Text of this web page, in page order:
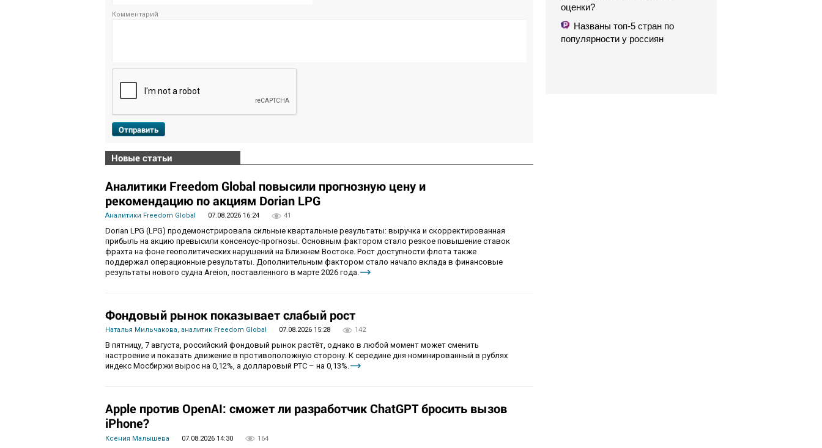
Комментарий
Отправить
Новые статьи
Аналитики Freedom Global повысили прогнозную цену и
рекомендацию по акциям Dorian LPG
Аналитики Freedom Global 07.08.2026 16:24 41
Dorian LPG (LPG) продемонстрировала сильные квартальные результаты: выручка и скорректированная
прибыль на акцию превысили консенсус-прогнозы. Основным фактором стало резкое повышение ставок
фрахта на фоне геополитических нарушений на Ближнем Востоке. Рост доступности флота также
поддержал операционные результаты. Дополнительным фактором стало начало вклада в финансовые
результаты нового судна Areion, поставленного в марте 2026 года.
Фондовый рынок показывает слабый рост
Наталья Мильчакова, аналитик Freedom Global 07.08.2026 15:28 142
В пятницу, 7 августа, российский фондовый рынок растёт, однако в любой момент может сменить
настроение и показать движение в противоположную сторону. К середине дня номинированный в рублях
индекс Мосбиржи вырос на 0,12%, а долларовый РТС – на 0,13%.
Apple против OpenAI: сможет ли разработчик ChatGPT бросить вызов
iPhone?
Ксения Малышева 07.08.2026 14:30 164
оценки?
Названы топ-5 стран по
популярности у россиян